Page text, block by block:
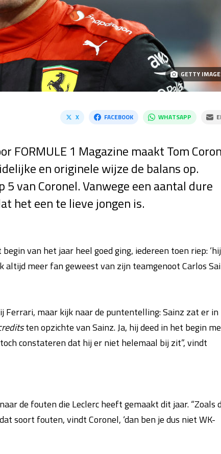
GETTY
X FACEBOOK WHATSAPP
FORMULE 1 Magazine maakt Tom
en originele wijze de balans op.
5 van Coronel. Vanwege een aantal dure
het een te lieve jongen is.
van het jaar heel goed ging, iedereen toen riep:
altijd meer fan geweest van zijn teamgenoot Carlos
Ferrari, maar kijk naar de puntentelling: Sainz zat er in
ten opzichte van Sainz. Ja, hij deed in het begin
constateren dat hij er niet helemaal bij zit”, vindt
de fouten die Leclerc heeft gemaakt dit jaar. “Zoals
soort fouten, vindt Coronel, ‘dan ben je dus niet WK-